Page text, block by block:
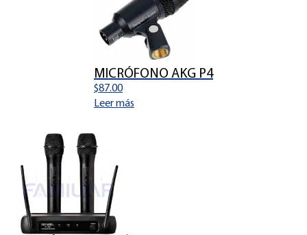
MICRÓFONO AKG P4
$87.00
Leer más